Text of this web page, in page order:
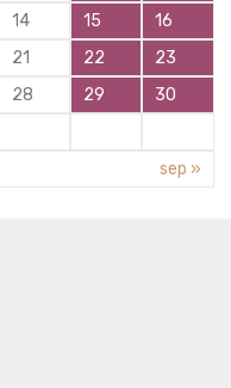
14 15
16
21 22
23
28 29
30
sep »